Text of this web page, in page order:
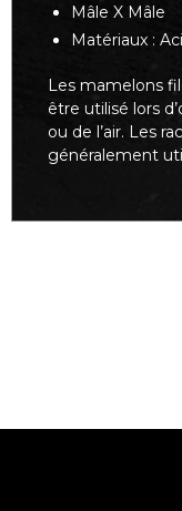
Mâle X Mâle
Matériaux :
Les mamelons
être utilisé lors
ou de l’air. Les
généralement